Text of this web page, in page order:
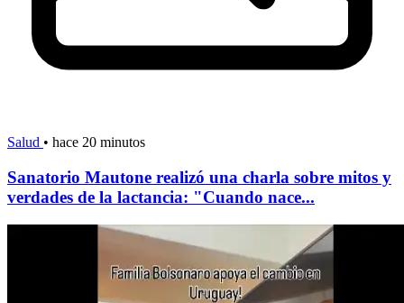
Salud • hace 20 minutos
Sanatorio Mautone realizó una charla sobre mitos y
verdades de la lactancia: "Cuando nace...